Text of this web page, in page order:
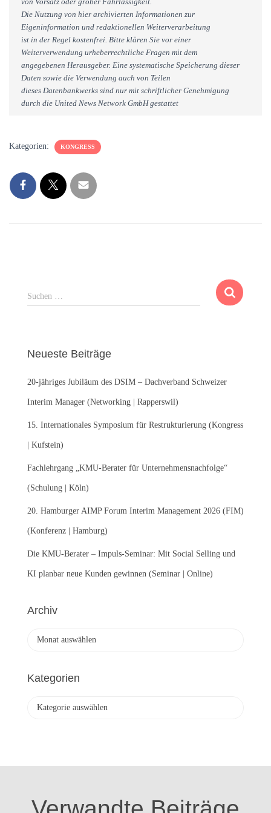
Die Nutzung von hier archivierten Informationen zur
Eigeninformation und redaktionellen Weiterverarbeitung
ist in der Regel kostenfrei. Bitte klären Sie vor einer
Weiterverwendung urheberrechtliche Fragen mit dem
angegebenen Herausgeber. Eine systematische Speicherung dieser
Daten sowie die Verwendung auch von Teilen
dieses Datenbankwerks sind nur mit schriftlicher Genehmigung
durch die United News Network GmbH gestattet
Kategorien: KONGRESS
S
u
n
a
c
:
Suchen …
Neueste Beiträge
20-jähriges Jubiläum des DSIM – Dachverband Schweizer
Interim Manager (Networking | Rapperswil)
15. Internationales Symposium für Restrukturierung (Kongress
| Kufstein)
Fachlehrgang „KMU-Berater für Unternehmensnachfolge“
(Schulung | Köln)
20. Hamburger AIMP Forum Interim Management 2026 (FIM)
(Konferenz | Hamburg)
Die KMU-Berater – Impuls-Seminar: Mit Social Selling und
KI planbar neue Kunden gewinnen (Seminar | Online)
Archiv
h
Kategorien
o